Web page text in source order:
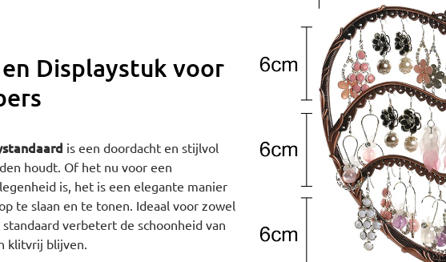
Displaystuk voor
is een doordacht en stijlvol
houdt. Of het nu voor een
is, het is een elegante manier
te slaan en te tonen. Ideaal voor zowel
verbetert de schoonheid van
klitvrij blijven.